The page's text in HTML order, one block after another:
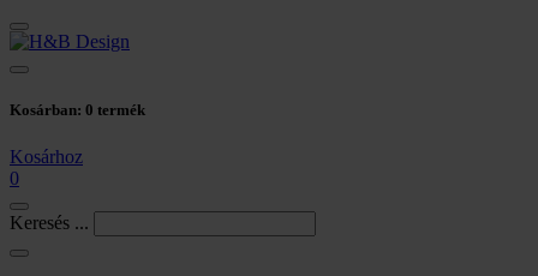
Kosárban: 0 termék
Kosárhoz
0
Keresés ...